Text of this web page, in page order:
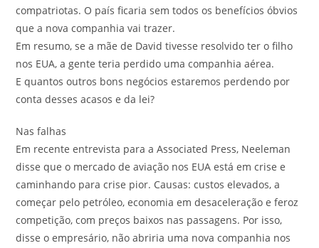
compatriotas. O país ficaria sem todos os benefícios óbvios
que a nova companhia vai trazer.
Em resumo, se a mãe de David tivesse resolvido ter o filho
nos EUA, a gente teria perdido uma companhia aérea.
E quantos outros bons negócios estaremos perdendo por
conta desses acasos e da lei?
Nas falhas
Em recente entrevista para a Associated Press, Neeleman
disse que o mercado de aviação nos EUA está em crise e
caminhando para crise pior. Causas: custos elevados, a
começar pelo petróleo, economia em desaceleração e feroz
competição, com preços baixos nas passagens. Por isso,
disse o empresário, não abriria uma nova companhia nos